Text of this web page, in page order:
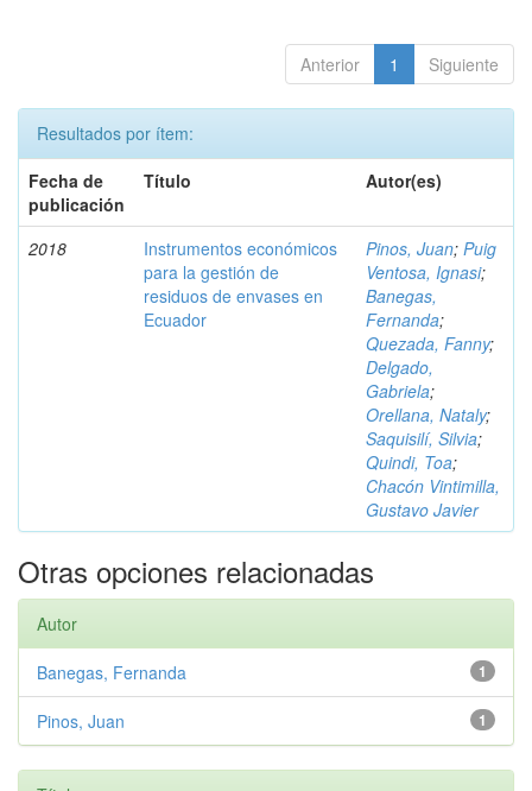
Anterior 1 Siguiente
Resultados por ítem:
Fecha de
publicación
Título Autor(es)
2018
Instrumentos económicos
para la gestión de
residuos de envases en
Ecuador
Pinos, Juan; Puig
Ventosa, Ignasi;
Banegas,
Fernanda;
Quezada, Fanny;
Delgado,
Gabriela;
Orellana, Nataly;
Saquisilí, Silvia;
Quindi, Toa;
Chacón Vintimilla,
Gustavo Javier
Otras opciones relacionadas
Autor
1
Banegas, Fernanda
1
Pinos, Juan